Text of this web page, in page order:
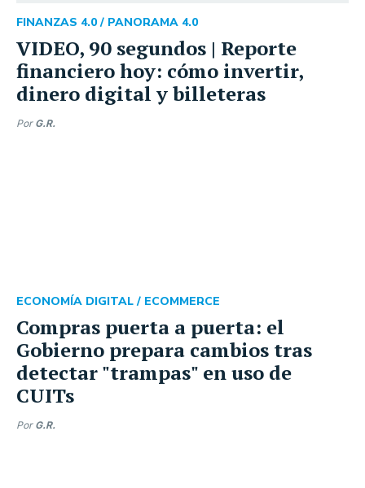
VIDEO, 90 segundos | Reporte
financiero hoy: cómo invertir,
dinero digital y billeteras
FINANZAS 4.0 / PANORAMA 4.0
Por G.R.
Compras puerta a puerta: el
Gobierno prepara cambios tras
detectar "trampas" en uso de
CUITs
ECONOMÍA DIGITAL / ECOMMERCE
Por G.R.